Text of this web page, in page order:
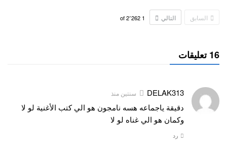
السابق التالي 1 2٬262
16 تعليقات
DELAK313 سنتين منذ
دقيقة ياجماعه هسه نامجون هو الي كتب الأغنية لو لا
وكمان هو الي غناه لو لا
رد